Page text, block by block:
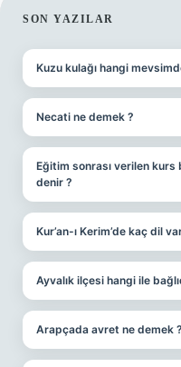
SIDEBAR
SON YAZILAR
Kuzu kulağı hangi
Necati ne demek ?
Eğitim sonrası verilen
denir ?
Kur’an-ı Kerim’de kaç dil
Ayvalık ilçesi hangi ile
Arapçada avret ne demek ?